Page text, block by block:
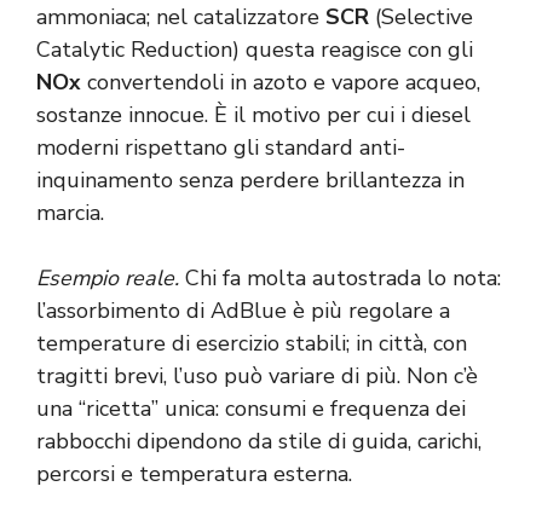
ammoniaca; nel catalizzatore SCR (Selective
Catalytic Reduction) questa reagisce con gli
NOx convertendoli in azoto e vapore acqueo,
sostanze innocue. È il motivo per cui i diesel
moderni rispettano gli standard anti-
inquinamento senza perdere brillantezza in
marcia.
Esempio reale. Chi fa molta autostrada lo nota:
l’assorbimento di AdBlue è più regolare a
temperature di esercizio stabili; in città, con
tragitti brevi, l’uso può variare di più. Non c’è
una “ricetta” unica: consumi e frequenza dei
rabbocchi dipendono da stile di guida, carichi,
percorsi e temperatura esterna.